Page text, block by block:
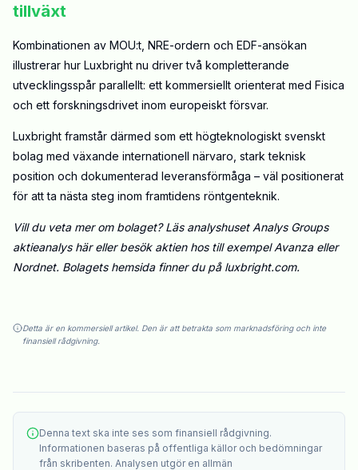
tillväxt
Kombinationen av MOU:t, NRE-ordern och EDF-ansökan
illustrerar hur Luxbright nu driver två kompletterande
utvecklingsspår parallellt: ett kommersiellt orienterat med Fisica
och ett forskningsdrivet inom europeiskt försvar.
Luxbright framstår därmed som ett högteknologiskt svenskt
bolag med växande internationell närvaro, stark teknisk
position och dokumenterad leveransförmåga – väl positionerat
för att ta nästa steg inom framtidens röntgenteknik.
Vill du veta mer om bolaget? Läs analyshuset Analys Groups
aktieanalys häreller besök aktien hos till exempelAvanzaeller
Nordnet. Bolagets hemsida finner du på luxbright.com.
Detta är en kommersiell artikel. Den är att betrakta som marknadsföring och inte
finansiell rådgivning.
Denna text ska inte ses som finansiell rådgivning.
Informationen baseras på offentliga källor och bedömningar
från skribenten. Analysen utgör en allmän